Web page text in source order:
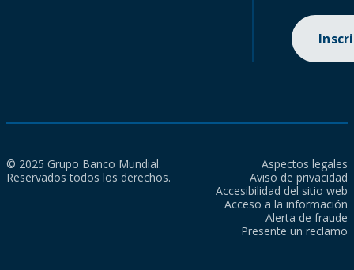
© 2025 Grupo Banco Mundial.
Reservados todos los derechos.
Aspectos legales
Aviso de privacidad
Accesibilidad del sitio web
Acceso a la información
Alerta de fraude
Presente un reclamo